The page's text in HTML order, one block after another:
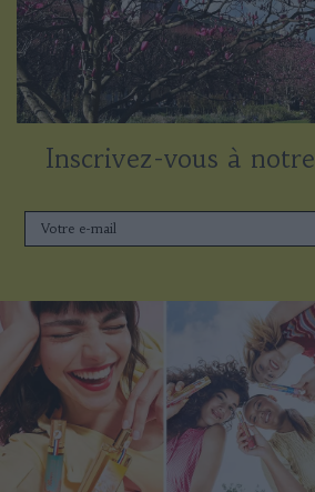
Inscrivez-vous à